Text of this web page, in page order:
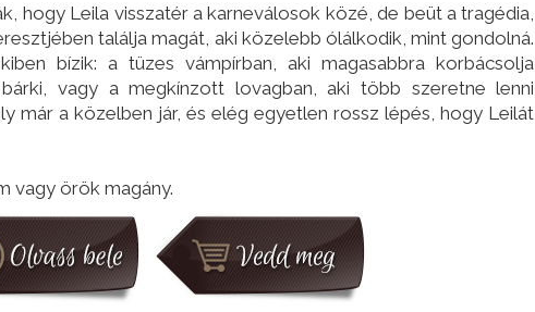
hogy Leila visszatér a karneválosok közé, de beüt a tragédia,
találja magát, aki közelebb ólálkodik, mint gondolná.
bízik: a tüzes vámpírban, aki magasabbra korbácsolja
vagy a megkínzott lovagban, aki több szeretne lenni
már a közelben jár, és elég egyetlen rossz lépés, hogy Leilát
vagy örök magány.